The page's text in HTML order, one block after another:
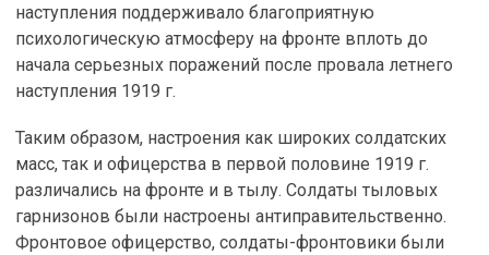
наступления поддерживало благоприятную
психологическую атмосферу на фронте вплоть до
начала серьезных поражений после провала летнего
наступления 1919 г.
Таким образом, настроения как широких солдатских
масс, так и офицерства в первой половине 1919 г.
различались на фронте и в тылу. Солдаты тыловых
гарнизонов были настроены антиправительственно.
Фронтовое офицерство, солдаты-фронтовики были